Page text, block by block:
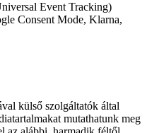
Event Tracking)
Consent Mode, Klarna,
külső szolgáltatók által
mutathatunk meg